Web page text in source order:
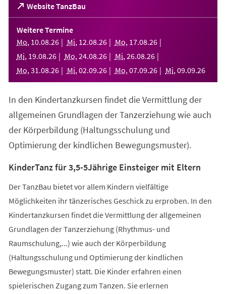
Website TanzBau
(Öffnet
in
einem
neuen
Tab)
Weitere Termine
Mo, 10.08.26 Mi, 12.08.26 Mo, 17.08.26
Mi, 19.08.26 Mo, 24.08.26 Mi, 26.08.26
Mo, 31 .08.26 Mi, 02.09.26 Mo, 07.09.26 Mi, 09.09.26
In den Kindertanzkursen findet die Vermittlung der
allgemeinen Grundlagen der Tanzerziehung wie auch
der Körperbildung (Haltungsschulung und
Optimierung der kindlichen Bewegungsmuster).
KinderTanz für 3,5-5Jährige Einsteiger mit Eltern
Der TanzBau bietet vor allem Kindern vielfältige
Möglichkeiten ihr tänzerisches Geschick zu erproben. In den
Kindertanzkursen findet die Vermittlung der allgemeinen
Grundlagen der Tanzerziehung (Rhythmus- und
Raumschulung,...) wie auch der Körperbildung
(Haltungsschulung und Optimierung der kindlichen
Bewegungsmuster) statt. Die Kinder erfahren einen
spielerischen Zugang zum Tanzen. Sie erlernen